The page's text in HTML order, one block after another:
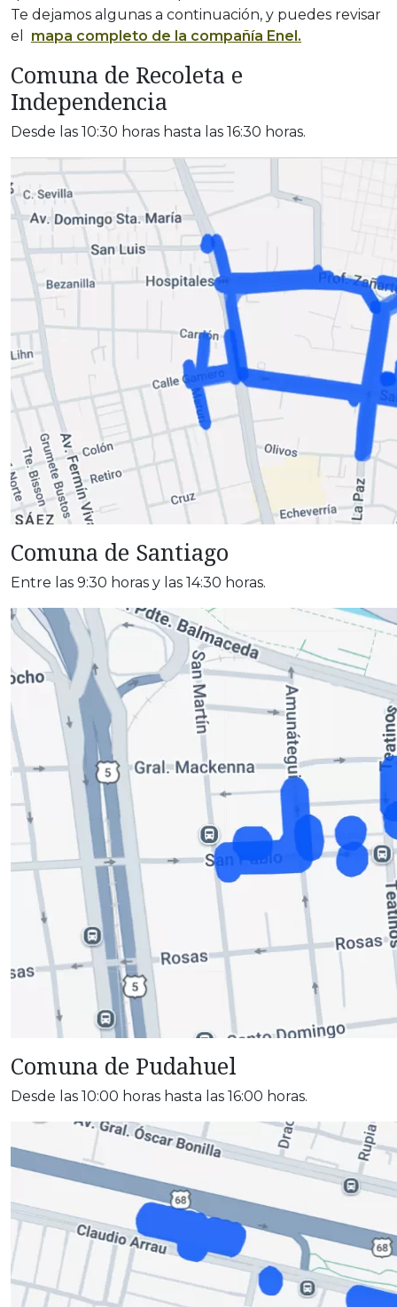
Te dejamos algunas a continuación, y puedes revisar
el mapa completo de la compañía Enel.
Comuna de Recoleta e
Independencia
Desde las 10:30 horas hasta las 16:30 horas.
Comuna de Santiago
Entre las 9:30 horas y las 14:30 horas.
Comuna de Pudahuel
Desde las 10:00 horas hasta las 16:00 horas.